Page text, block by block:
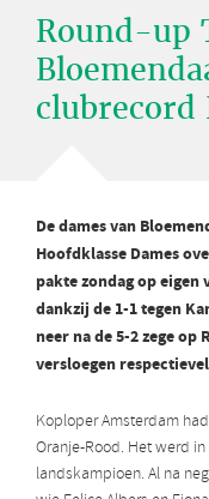
Round-up
clubrecord
De dames van
Hoofdklasse Dames
pakte zondag op eigen
dankzij de 1-1 tegen
neer na de 5-2 zege
versloegen
Koploper Amsterdam
Oranje-Rood. Het werd
landskampioen. Al na